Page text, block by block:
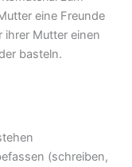
eine Freunde
ihrer Mutter einen
basteln.
(schreiben,